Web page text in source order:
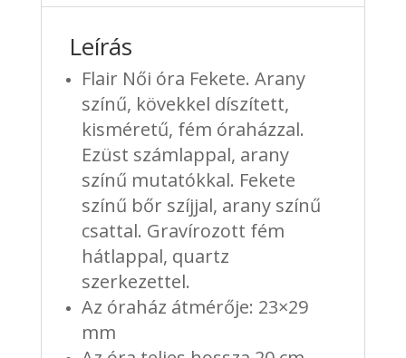
Leírás
Flair Női óra Fekete. Arany
színű, kövekkel díszített,
kisméretű, fém óraházzal.
Ezüst számlappal, arany
színű mutatókkal. Fekete
színű bőr szíjjal, arany színű
csattal. Gravírozott fém
hátlappal, quartz
szerkezettel.
Az óraház átmérője: 23×29
mm